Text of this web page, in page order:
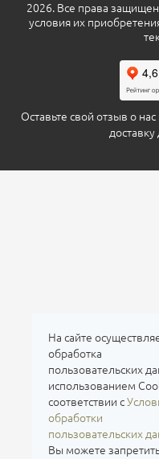
2026. Все права
условия их
Оставьте свой отзыв о нас
доставку
На сайте
обработка
пользовательских
использованием
соответствии с
обработки
пользовательских
Вы можете